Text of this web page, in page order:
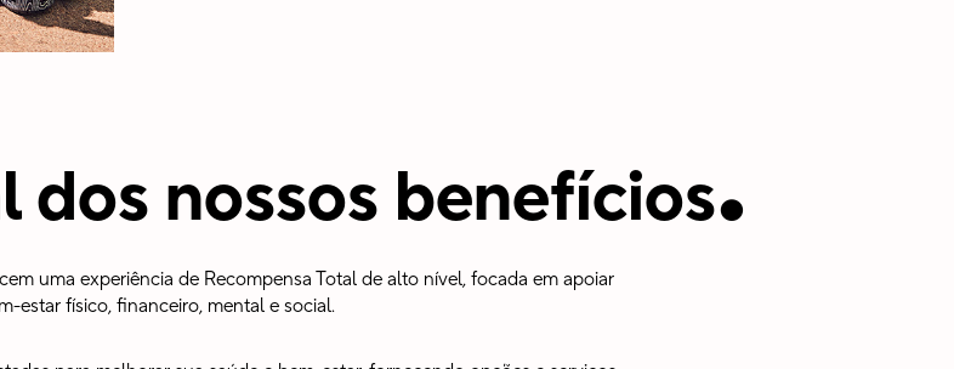
dos nossos benefícios.
uma experiência de Recompensa Total de alto nível, focada em apoiar
estar físico, financeiro, mental e social.